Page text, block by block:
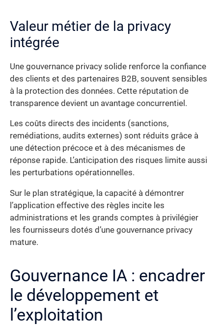
Valeur métier de la privacy
intégrée
Une gouvernance privacy solide renforce la confiance
des clients et des partenaires B2B, souvent sensibles
à la protection des données. Cette réputation de
transparence devient un avantage concurrentiel.
Les coûts directs des incidents (sanctions,
remédiations, audits externes) sont réduits grâce à
une détection précoce et à des mécanismes de
réponse rapide. L’anticipation des risques limite aussi
les perturbations opérationnelles.
Sur le plan stratégique, la capacité à démontrer
l’application effective des règles incite les
administrations et les grands comptes à privilégier
les fournisseurs dotés d’une gouvernance privacy
mature.
Gouvernance IA : encadrer
le développement et
l’exploitation